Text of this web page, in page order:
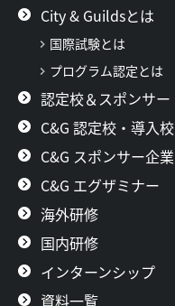
City & Guildsとは
国際試験とは
プログラム認定とは
認定校＆スポンサー
C&G 認定校・導入校
C&G スポンサー企業
C&G エグザミナー
海外研修
国内研修
インターンシップ
資料一覧